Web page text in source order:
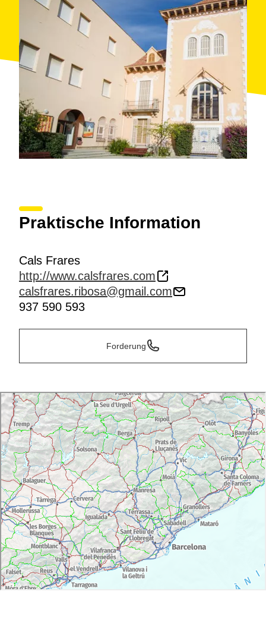
Praktische Information
Cals Frares
http://www.calsfrares.com
calsfrares.ribosa@gmail.com
937 590 593
Forderung